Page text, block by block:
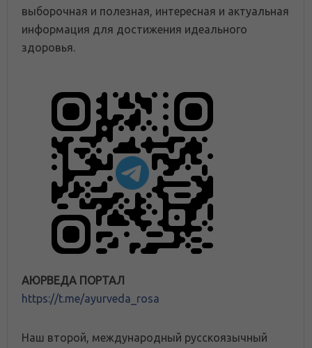
выборочная и полезная, интересная и актуальная
информация для достижения идеального
здоровья.
АЮРВЕДА ПОРТАЛ
https://t.me/ayurveda_rosa
Наш второй, международный русскоязычный